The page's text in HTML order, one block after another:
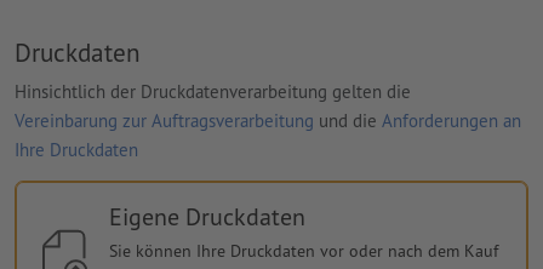
Druckdaten
Hinsichtlich der Druckdatenverarbeitung gelten die
Vereinbarung zur Auftragsverarbeitung und die Anforderungen an
Ihre Druckdaten
Eigene Druckdaten
Sie können Ihre Druckdaten vor oder nach dem Kauf